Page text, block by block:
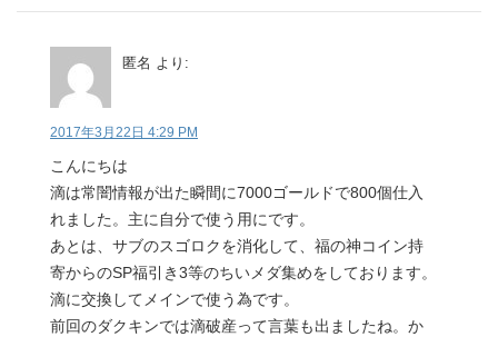
匿名 より:
2017年3月22日 4:29 PM
こんにちは
滴は常闇情報が出た瞬間に7000ゴールドで800個仕入
れました。主に自分で使う用にです。
あとは、サブのスゴロクを消化して、福の神コイン持
寄からのSP福引き3等のちいメダ集めをしております。
滴に交換してメインで使う為です。
前回のダクキンでは滴破産って言葉も出ましたね。か